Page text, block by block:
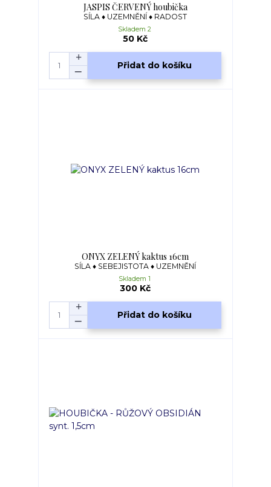
JASPIS ČERVENÝ houbička
SÍLA ♦ UZEMNĚNÍ ♦ RADOST
50 Kč
Skladem 2
Přidat do košíku
ONYX ZELENÝ kaktus 16cm
SÍLA ♦ SEBEJISTOTA ♦ UZEMNĚNÍ
300 Kč
Skladem 1
Přidat do košíku